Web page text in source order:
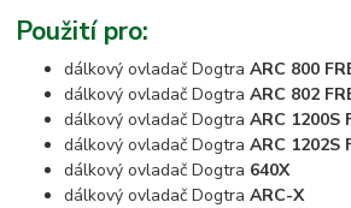
Použití pro:
dálkový ovladač DogtraARC 800
dálkový ovladač DogtraARC 802
dálkový ovladač DogtraARC 1200S
dálkový ovladač DogtraARC 1202S
dálkový ovladač Dogtra 640X
dálkový ovladač DogtraARC-X